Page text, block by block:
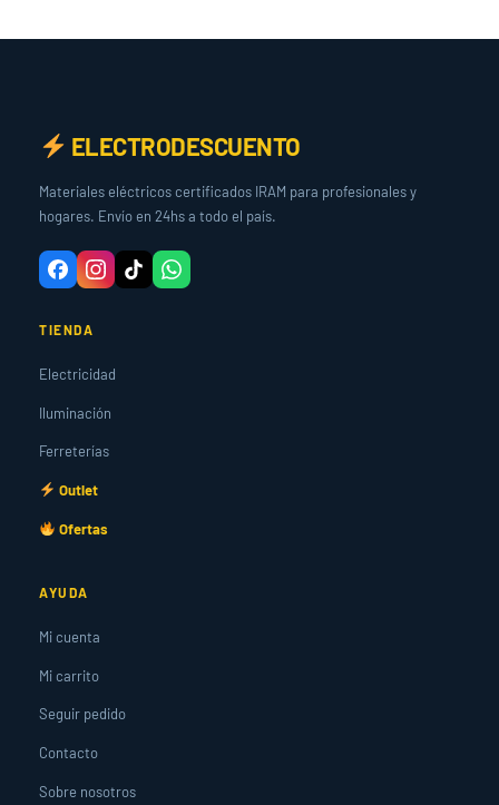
ELECTRODESCUENTO
Materiales eléctricos certificados IRAM para profesionales y
hogares. Envío en 24hs a todo el país.
TIENDA
Electricidad
Iluminación
Ferreterías
Outlet
Ofertas
AYUDA
Mi cuenta
Mi carrito
Seguir pedido
Contacto
Sobre nosotros